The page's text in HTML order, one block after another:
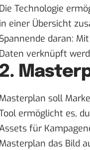
Die Technologie
in einer Übersicht
Spannende daran:
Daten verknüpft
2.
Masterplan soll
ermöglicht es,
für
Masterplan das Bild